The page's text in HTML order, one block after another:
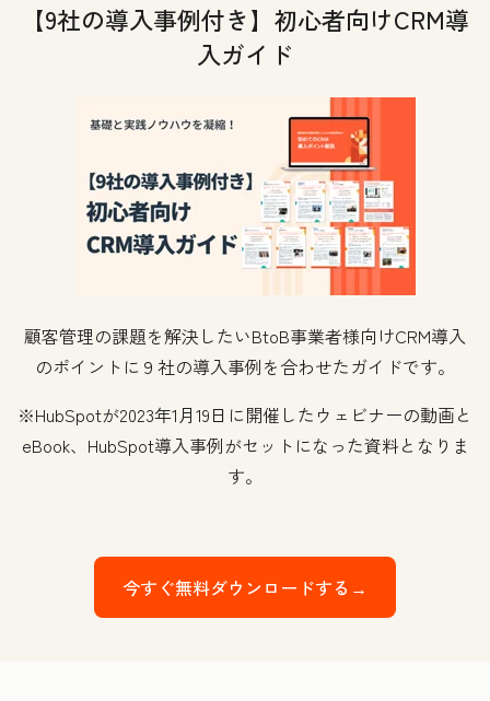
【9社の導入事例付き】初心者向けCRM導
入ガイド
顧客管理の課題を解決したいBtoB事業者様向けCRM導入
のポイントに９社の導入事例を合わせたガイドです。
※HubSpotが2023年1月19日に開催したウェビナーの動画と
eBook、HubSpot導入事例がセットになった資料となりま
す。
今すぐ無料ダウンロードする→